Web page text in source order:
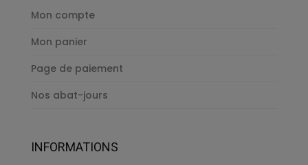
Mon compte
Mon panier
Page de paiement
Nos abat-jours
INFORMATIONS